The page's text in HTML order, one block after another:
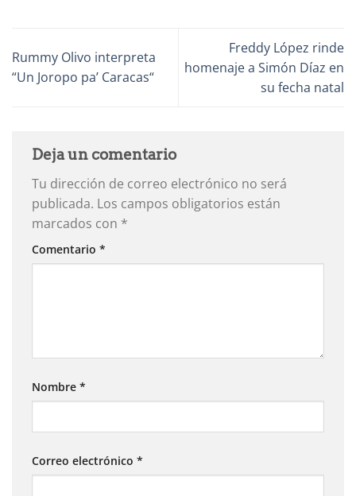
Rummy Olivo interpreta
“Un Joropo pa’ Caracas“
Freddy López rinde
homenaje a Simón Díaz en
su fecha natal
Deja un comentario
Tu dirección de correo electrónico no será
publicada. Los campos obligatorios están
marcados con *
Comentario *
Nombre *
Correo electrónico *